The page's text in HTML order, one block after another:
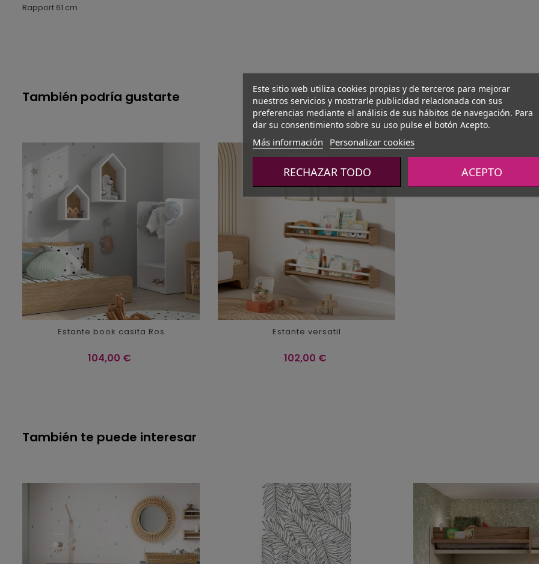
Rapport 61 cm
También podría gustarte
Estante book casita Ros
Precio
104,00 €
Estante versatil
Precio
102,00 €
También te puede interesar
Este sitio web utiliza cookies propias y de terceros para mejorar
nuestros servicios y mostrarle publicidad relacionada con sus
preferencias mediante el análisis de sus hábitos de navegación. Para
dar su consentimiento sobre su uso pulse el botón Acepto.
Más información Personalizar cookies
RECHAZAR TODO ACEPTO